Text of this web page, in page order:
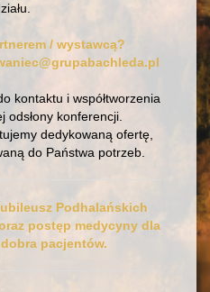
/ wystawcą?
kontaktu i współtworzenia
odsłony konferencji.
dedykowaną ofertę,
do Państwa potrzeb.
Podhalańskich
postęp medycyny dla
pacjentów.